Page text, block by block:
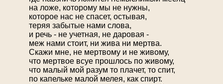
на ложе, которому мы не нужны,
которое нас не спасет, остывая,
теряя забытые нами слова,
и речь - не учетная, не даровая -
меж нами стоит, ни жива ни мертва.
Скажи мне, не мертвому и не живому,
что мертвое всуе прошлось по живому,
что малый мой разум то плачет, то спит,
по капельке малой мелея, как спирт.